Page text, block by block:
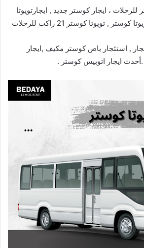
للرحلات ، ايجار كوستر جديد , ايجارتويوتا
, تويوتا كوستر 21 راكب للرحلات
, استئجار باص كوستر مكيف ,ايجار
ايجار اتوبيس كوستر .